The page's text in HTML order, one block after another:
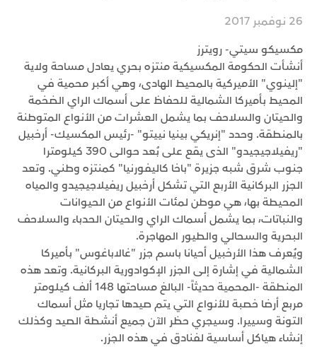
26 نوفمبر 2017
مكسيكو سيتي- رويترز
أنشأت الحكومة المكسيكية منتزه بحري يعادل مساحة ولاية
"إلينوي" الأميركية بالمحيط الهادى، وهي أكبر محمية في
المحيط بأميركا الشمالية للحفاظ على أسماك الراي الضخمة
والحيتان والسلاحف بما يشمل العشرات من الأنواع المتوطنة
بالمنطقة. وحدد "إنريكي بينيا نييتو" -رئيس المكسيك- أرخبيل
"ريفيلاجيجيدو" الذى يقع على بُعد حوالى 390 كيلومترا
جنوب شرق شبه جزيرة "باخا كاليفورنيا" كمنتزه وطني. وتعد
الجزر البركانية الأربع التي تشكل أرخبيل ريفيلاجيجيدو والمياه
المحيطة بها، هي موطن لمئات الأنواع من الحيوانات
والنباتات، بما يشمل أسماك الراي والحيتان الحدباء والسلاحف
البحرية والسحالي والطيور المهاجرة.
ويُعرف هذا الأرخبيل أحيانا باسم جزر "غالاباغوس" بأميركا
الشمالية في إشارة إلى الجزر الإكوادورية البركانية. وتعد هذه
المنطقة -المحمية حديثاً- البالغ مساحتها 148 ألف كيلومتر
مربع أرضا خصبة للأنواع التي يتم صيدها تجاريا مثل أسماك
التونة وسييرا. وسيجري حظر الآن جميع أنشطة الصيد وكذلك
إنشاء هياكل أساسية لفنادق في هذه الجزر.